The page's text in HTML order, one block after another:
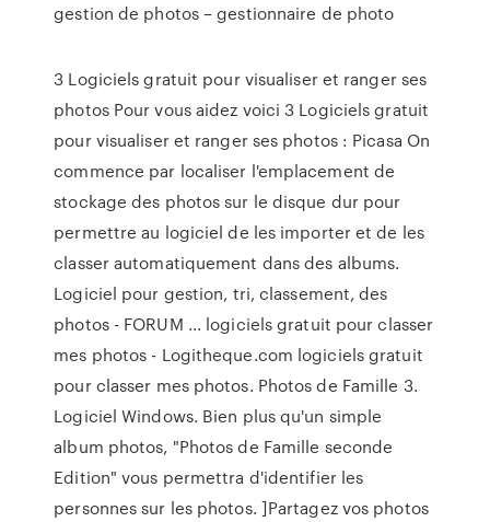
gestion de photos – gestionnaire de photo
3 Logiciels gratuit pour visualiser et ranger ses
photos Pour vous aidez voici 3 Logiciels gratuit
pour visualiser et ranger ses photos : Picasa On
commence par localiser l'emplacement de
stockage des photos sur le disque dur pour
permettre au logiciel de les importer et de les
classer automatiquement dans des albums.
Logiciel pour gestion, tri, classement, des
photos - FORUM ... logiciels gratuit pour classer
mes photos - Logitheque.com logiciels gratuit
pour classer mes photos. Photos de Famille 3.
Logiciel Windows. Bien plus qu'un simple
album photos, "Photos de Famille seconde
Edition" vous permettra d'identifier les
personnes sur les photos. ]Partagez vos photos